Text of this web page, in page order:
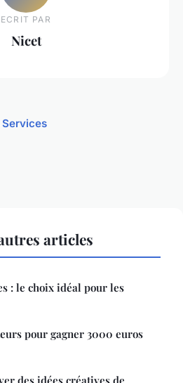
ECRIT PAR
Nicet
articles
: le choix idéal pour les
pour gagner 3000 euros